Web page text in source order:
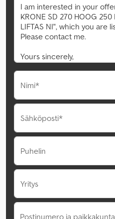
Nimi*
Sähköposti*
Puhelin
Yritys
Postinumero ja paikkakunta